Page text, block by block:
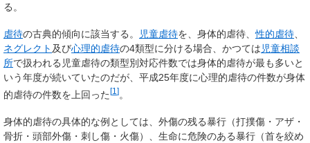
る。
虐待の古典的傾向に該当する。 児童虐待を、身体的虐待、性的虐待、
ネグレクト 及び心理的虐待の4類型に分ける場合、かつては児童相談
所で扱われる児童虐待の類型別対応件数では身体的虐待が最も多いと
いう年度が続いていたのだが、平成25年度に心理的虐待の件数が身体
的虐待の件数を上回った [1 ] 。
身体的虐待の具体的な例としては、外傷の残る暴行（打撲傷・アザ・
骨折・頭部外傷・刺し傷・火傷）、生命に危険のある暴行（首を絞め